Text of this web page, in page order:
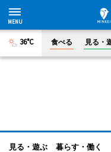
36°C 食べる 見る・
見る・遊ぶ 暮らす・働く